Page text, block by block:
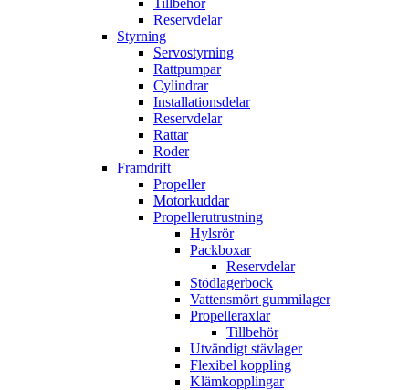
Tillbehör
Reservdelar
Styrning
Servostyrning
Rattpumpar
Cylindrar
Installationsdelar
Reservdelar
Rattar
Roder
Framdrift
Propeller
Motorkuddar
Propellerutrustning
Hylsrör
Packboxar
Reservdelar
Stödlagerbock
Vattensmört gummilager
Propelleraxlar
Tillbehör
Utvändigt stävlager
Flexibel koppling
Klämkopplingar